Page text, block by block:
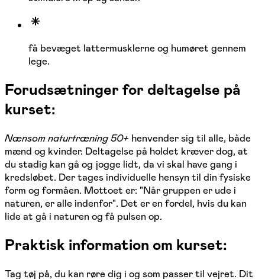
få bevæget lattermusklerne og humøret gennem
lege.
Forudsætninger for deltagelse på
kurset:
Nænsom naturtræning 50+ henvender sig til alle, både
mænd og kvinder. Deltagelse på holdet kræver dog, at
du stadig kan gå og jogge lidt, da vi skal have gang i
kredsløbet. Der tages individuelle hensyn til din fysiske
form og formåen. Mottoet er: "Når gruppen er ude i
naturen, er alle indenfor". Det er en fordel, hvis du kan
lide at gå i naturen og få pulsen op.
Praktisk information om kurset:
Tag tøj på, du kan røre dig i og som passer til vejret. Dit